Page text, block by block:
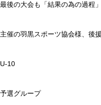
最後の大会も「結果の為の過程
主催の羽黒スポーツ協会様、後
U-10
予選グループ